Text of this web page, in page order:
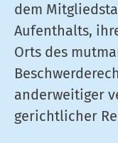
dem
Aufenthalts,
Orts des
anderweitiger
gerichtlicher